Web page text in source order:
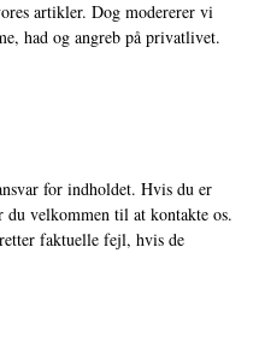
artikler. Dog modererer vi
had og angreb på privatlivet.
for indholdet. Hvis du er
velkommen til at kontakte os.
faktuelle fejl, hvis de